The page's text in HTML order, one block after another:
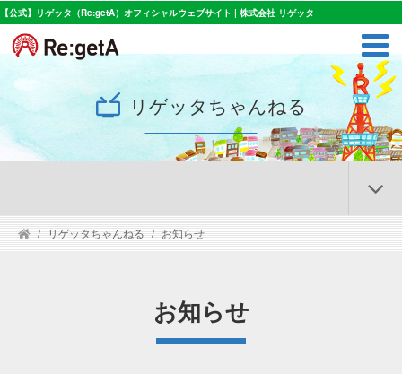
【公式】リゲッタ（Re:getA）オフィシャルウェブサイト | 株式会社 リゲッタ
リゲッタちゃんねる
リゲッタちゃんねる お知らせ
お知らせ